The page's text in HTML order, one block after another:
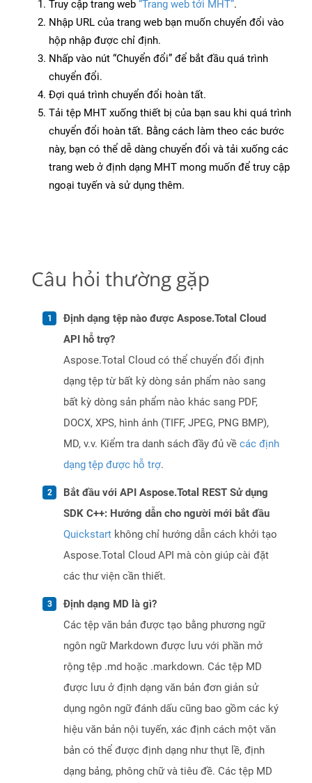
Truy cập trang web “Trang web tới MHT”.
Nhập URL của trang web bạn muốn chuyển đổi vào
hộp nhập được chỉ định.
Nhấp vào nút “Chuyển đổi” để bắt đầu quá trình
chuyển đổi.
Đợi quá trình chuyển đổi hoàn tất.
Tải tệp MHT xuống thiết bị của bạn sau khi quá trình
chuyển đổi hoàn tất. Bằng cách làm theo các bước
này, bạn có thể dễ dàng chuyển đổi và tải xuống các
trang web ở định dạng MHT mong muốn để truy cập
ngoại tuyến và sử dụng thêm.
Câu hỏi thường gặp
Định dạng tệp nào được Aspose.Total Cloud
API hỗ trợ?
Aspose.Total Cloud có thể chuyển đổi định
dạng tệp từ bất kỳ dòng sản phẩm nào sang
bất kỳ dòng sản phẩm nào khác sang PDF,
DOCX, XPS, hình ảnh (TIFF, JPEG, PNG BMP),
MD, v.v. Kiểm tra danh sách đầy đủ về các định
dạng tệp được hỗ trợ.
Bắt đầu với API Aspose.Total REST Sử dụng
SDK C++: Hướng dẫn cho người mới bắt đầu
Quickstart không chỉ hướng dẫn cách khởi tạo
Aspose.Total Cloud API mà còn giúp cài đặt
các thư viện cần thiết.
Định dạng MD là gì?
Các tệp văn bản được tạo bằng phương ngữ
ngôn ngữ Markdown được lưu với phần mở
rộng tệp .md hoặc .markdown. Các tệp MD
được lưu ở định dạng văn bản đơn giản sử
dụng ngôn ngữ đánh dấu cũng bao gồm các ký
hiệu văn bản nội tuyến, xác định cách một văn
bản có thể được định dạng như thụt lề, định
dạng bảng, phông chữ và tiêu đề. Các tệp MD